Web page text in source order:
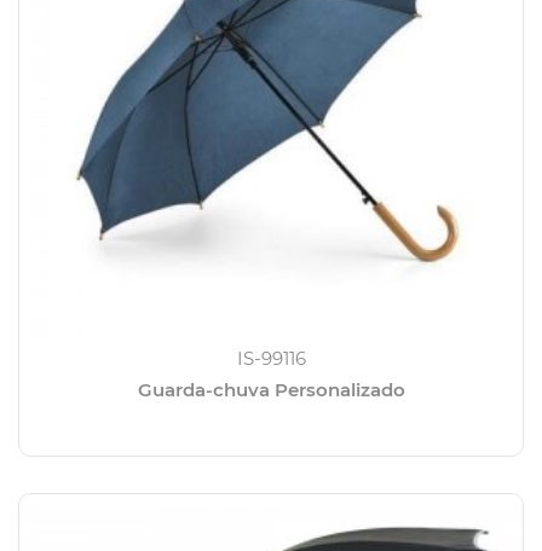
IS-99116
Guarda-chuva Personalizado